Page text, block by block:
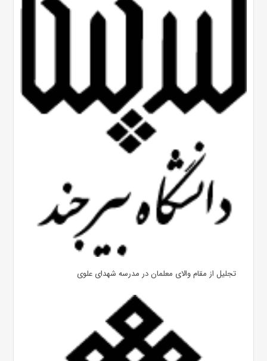
تجلیل از مقام والای معلمان در مدرسه شهدای علوی